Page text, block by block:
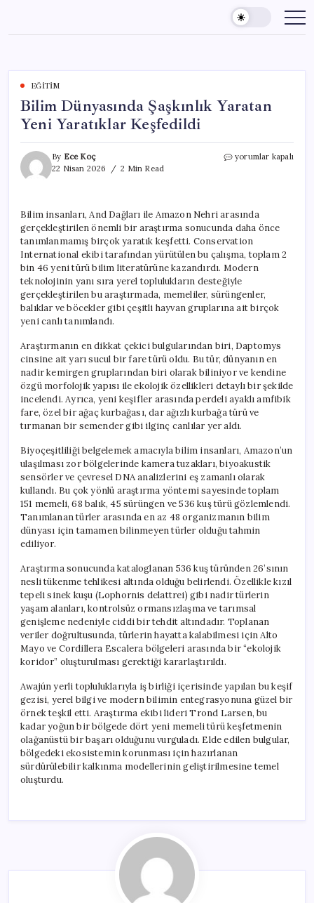
content
EĞITIM
Bilim Dünyasında Şaşkınlık Yaratan
Yeni Yaratıklar Keşfedildi
By Ece Koç
22 Nisan 2026
2 Min Read
Bilim
Yaratıklar
Keşfedildi
için
yorumlar kapalı
Bilim insanları, And Dağları ile Amazon Nehri arasında
gerçekleştirilen önemli bir araştırma sonucunda daha önce
tanımlanmamış birçok yaratık keşfetti. Conservation
International ekibi tarafından yürütülen bu çalışma, toplam 2
bin 46 yeni türü bilim literatürüne kazandırdı. Modern
teknolojinin yanı sıra yerel toplulukların desteğiyle
gerçekleştirilen bu araştırmada, memeliler, sürüngenler,
balıklar ve böcekler gibi çeşitli hayvan gruplarına ait birçok
yeni canlı tanımlandı.
Araştırmanın en dikkat çekici bulgularından biri, Daptomys
cinsine ait yarı sucul bir fare türü oldu. Bu tür, dünyanın en
nadir kemirgen gruplarından biri olarak biliniyor ve kendine
özgü morfolojik yapısı ile ekolojik özellikleri detaylı bir şekilde
incelendi. Ayrıca, yeni keşifler arasında perdeli ayaklı amfibik
fare, özel bir ağaç kurbağası, dar ağızlı kurbağa türü ve
tırmanan bir semender gibi ilginç canlılar yer aldı.
Biyoçeşitliliği belgelemek amacıyla bilim insanları, Amazon’un
ulaşılması zor bölgelerinde kamera tuzakları, biyoakustik
sensörler ve çevresel DNA analizlerini eş zamanlı olarak
kullandı. Bu çok yönlü araştırma yöntemi sayesinde toplam
151 memeli, 68 balık, 45 sürüngen ve 536 kuş türü gözlemlendi.
Tanımlanan türler arasında en az 48 organizmanın bilim
dünyası için tamamen bilinmeyen türler olduğu tahmin
ediliyor.
Araştırma sonucunda kataloglanan 536 kuş türünden 26’sının
nesli tükenme tehlikesi altında olduğu belirlendi. Özellikle kızıl
tepeli sinek kuşu (Lophornis delattrei) gibi nadir türlerin
yaşam alanları, kontrolsüz ormansızlaşma ve tarımsal
genişleme nedeniyle ciddi bir tehdit altındadır. Toplanan
veriler doğrultusunda, türlerin hayatta kalabilmesi için Alto
Mayo ve Cordillera Escalera bölgeleri arasında bir “ekolojik
koridor” oluşturulması gerektiği kararlaştırıldı.
Awajún yerli topluluklarıyla iş birliği içerisinde yapılan bu keşif
gezisi, yerel bilgi ve modern bilimin entegrasyonuna güzel bir
örnek teşkil etti. Araştırma ekibi lideri Trond Larsen, bu
kadar yoğun bir bölgede dört yeni memeli türü keşfetmenin
olağanüstü bir başarı olduğunu vurguladı. Elde edilen bulgular,
bölgedeki ekosistemin korunması için hazırlanan
sürdürülebilir kalkınma modellerinin geliştirilmesine temel
oluşturdu.